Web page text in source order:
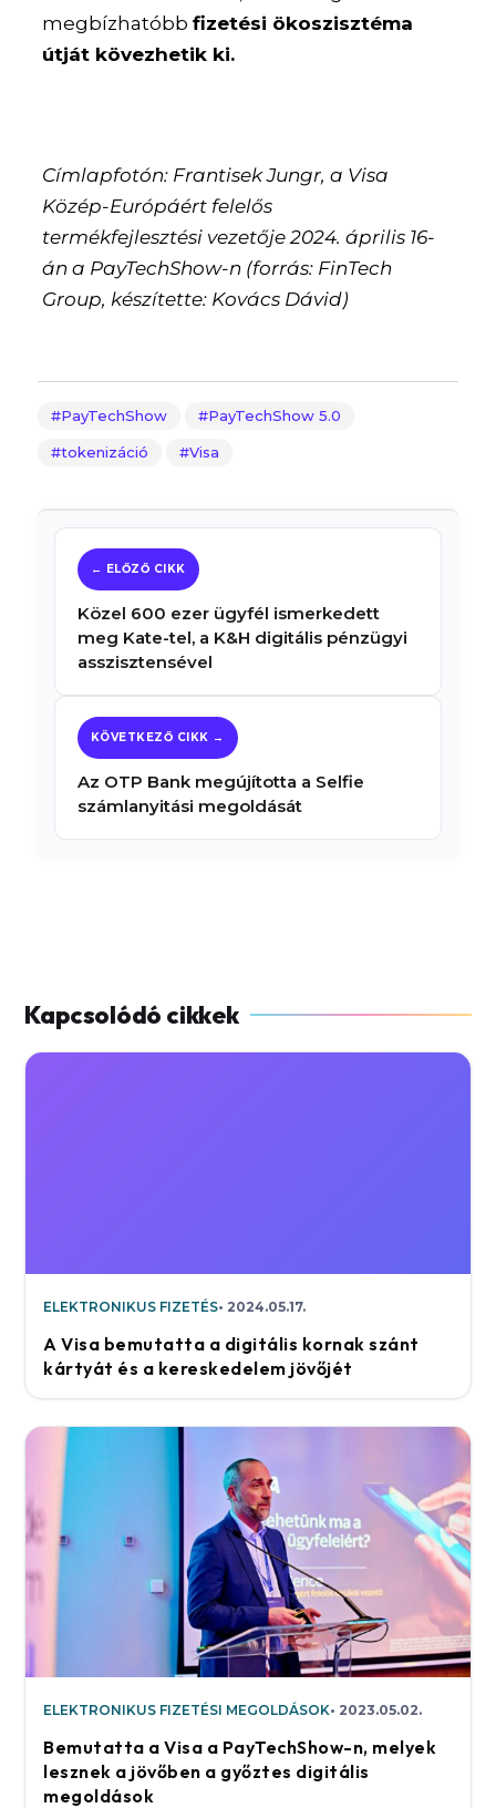
megbízhatóbbfizetési ökoszisztéma
útját kövezhetik ki.
Címlapfotón: Frantisek Jungr, a Visa
Közép-Európáért felelős
termékfejlesztési vezetője 2024. április 16-
án a PayTechShow-n (forrás: FinTech
Group, készítette: Kovács Dávid)
PayTechShow PayTechShow 5.0
tokenizáció Visa
Közel 600 ezer ügyfél ismerkedett
meg Kate-tel, a K&H digitális pénzügyi
asszisztensével
Az OTP Bank megújította a Selfie
számlanyitási megoldását
ELEKTRONIKUS FIZETÉS 2024.05.17.
A Visa bemutatta a digitális kornak szánt
kártyát és a kereskedelem jövőjét
ELEKTRONIKUS FIZETÉSI MEGOLDÁSOK 2023.05.02.
Bemutatta a Visa a PayTechShow-n, melyek
lesznek a jövőben a győztes digitális
megoldások